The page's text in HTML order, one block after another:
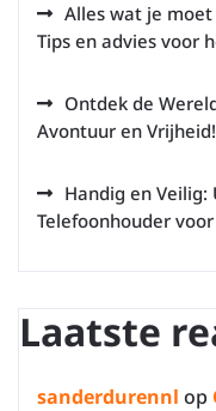
Alles wat je
Tips en advies voor
Ontdek de
Avontuur en Vrijheid!
Handig en
Telefoonhouder
Laatste
sanderdurennl op